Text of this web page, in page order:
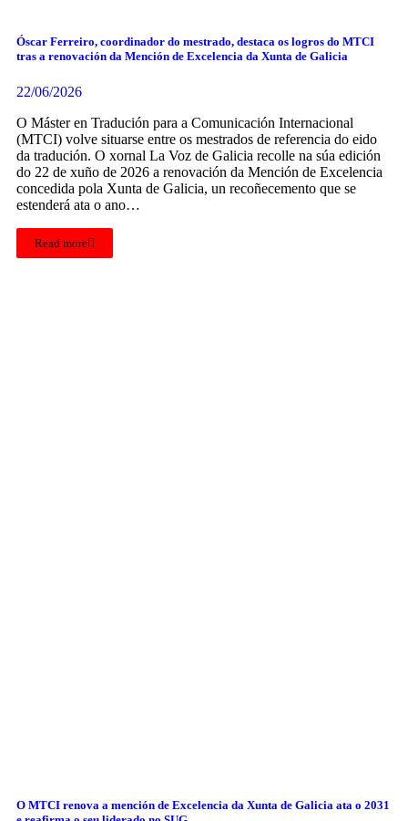
Óscar Ferreiro, coordinador do mestrado, destaca os logros do MTCI
tras a renovación da Mención de Excelencia da Xunta de Galicia
22/06/2026
O Máster en Tradución para a Comunicación Internacional
(MTCI) volve situarse entre os mestrados de referencia do eido
da tradución. O xornal La Voz de Galicia recolle na súa edición
do 22 de xuño de 2026 a renovación da Mención de Excelencia
concedida pola Xunta de Galicia, un recoñecemento que se
estenderá ata o ano…
Read more
O MTCI renova a mención de Excelencia da Xunta de Galicia ata o 2031